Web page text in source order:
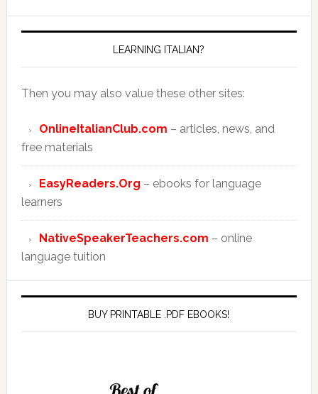
LEARNING ITALIAN?
Then you may also value these other sites:
OnlineItalianClub.com – articles, news, and
free materials
EasyReaders.Org – ebooks for language
learners
NativeSpeakerTeachers.com – online
language tuition
BUY PRINTABLE .PDF EBOOKS!